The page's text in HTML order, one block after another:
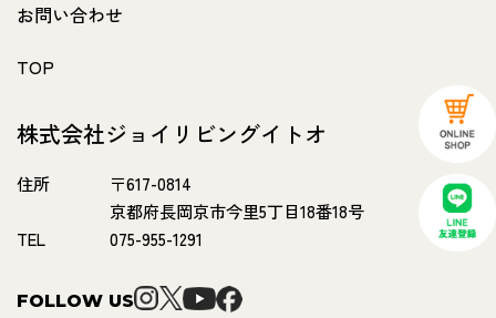
お問い合わせ
TOP
株式会社ジョイリビングイトオ
住所
〒617-0814
京都府長岡京市今里5丁目18番18号
TEL
075-955-1291
FOLLOW US